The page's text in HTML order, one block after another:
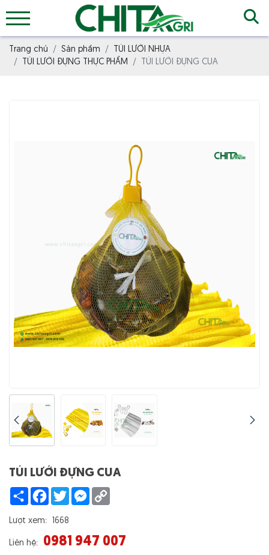
Trang chủ Sản phẩm
TÚI LƯỚI NHỰA
TÚI LƯỚI ĐỰNG THỰC PHẨM
TÚI LƯỚI ĐỰNG CUA
TÚI LƯỚI ĐỰNG CUA
Share Facebook
TwitterMessenger
Lượt xem: 1668
Liên hệ: 0981 947 007